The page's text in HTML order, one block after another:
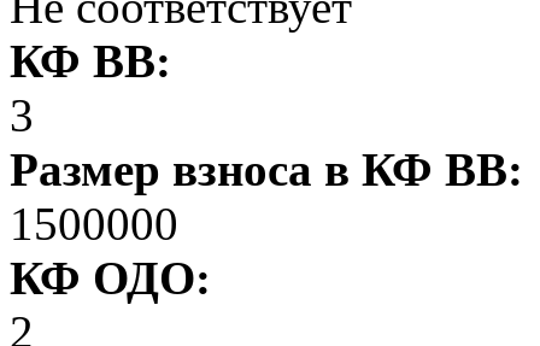
КФ ВВ:
3
Размер взноса в КФ ВВ:
1500000
КФ ОДО:
2